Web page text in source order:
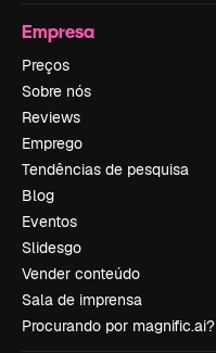
Empresa
Preços
Sobre nós
Reviews
Emprego
Tendências de pesquisa
Blog
Eventos
Slidesgo
Vender conteúdo
Sala de imprensa
Procurando por magnific.ai?